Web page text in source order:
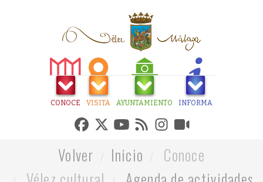
CONOCE VISITA AYUNTAMIENTO INFORMA
Volver Inicio
Conoce